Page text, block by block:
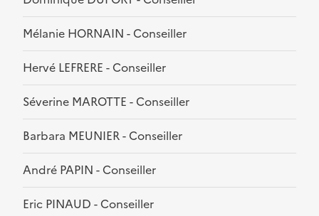
Mélanie HORNAIN - Conseiller
Hervé LEFRERE - Conseiller
Séverine MAROTTE - Conseiller
Barbara MEUNIER - Conseiller
André PAPIN - Conseiller
Eric PINAUD - Conseiller